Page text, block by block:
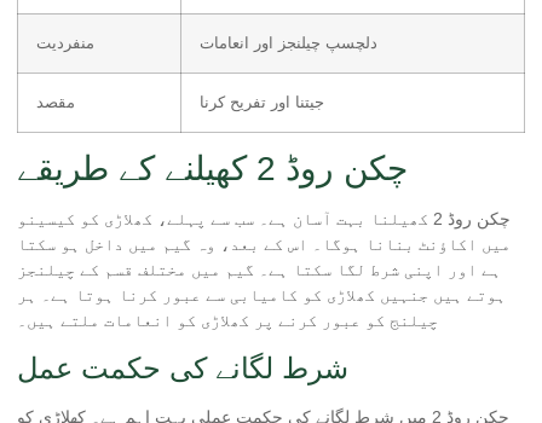
منفردیت دلچسپ چیلنجز اور انعامات
مقصد جیتنا اور تفریح کرنا
چکن روڈ 2 کھیلنے کے طریقے
چکن روڈ 2 کھیلنا بہت آسان ہے۔ سب سے پہلے، کھلاڑی کو کیسینو
میں اکاؤنٹ بنانا ہوگا۔ اس کے بعد، وہ گیم میں داخل ہو سکتا
ہے اور اپنی شرط لگا سکتا ہے۔ گیم میں مختلف قسم کے چیلنجز
ہوتے ہیں جنہیں کھلاڑی کو کامیابی سے عبور کرنا ہوتا ہے۔ ہر
چیلنج کو عبور کرنے پر کھلاڑی کو انعامات ملتے ہیں۔
شرط لگانے کی حکمت عمل
چکن روڈ 2 میں شرط لگانے کی حکمت عملی بہت اہم ہے۔ کھلاڑی کو